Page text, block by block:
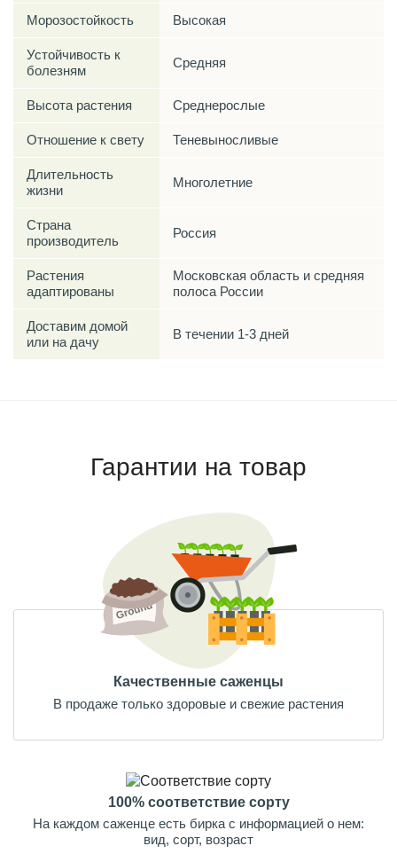
Морозостойкость Высокая
Устойчивость к
болезням
Средняя
Высота растения Среднерослые
Отношение к свету Теневыносливые
Длительность
жизни
Многолетние
Страна
производитель
Россия
Растения
адаптированы
Московская область и средняя
полоса России
Доставим домой
или на дачу
В течении 1-3 дней
Гарантии на товар
Качественные саженцы
В продаже только здоровые и свежие растения
100% соответствие сорту
На каждом саженце есть бирка с информацией о нем:
вид, сорт, возраст